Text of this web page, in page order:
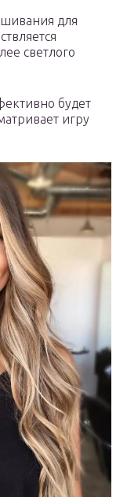
для
светлого
будет
игру